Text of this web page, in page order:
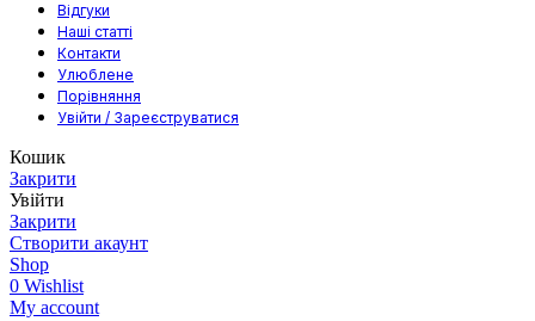
Відгуки
Наші статті
Контакти
Улюблене
Порівняння
Увійти / Зареєструватися
Кошик
Закрити
Увійти
Закрити
Створити акаунт
Shop
0 Wishlist
My account